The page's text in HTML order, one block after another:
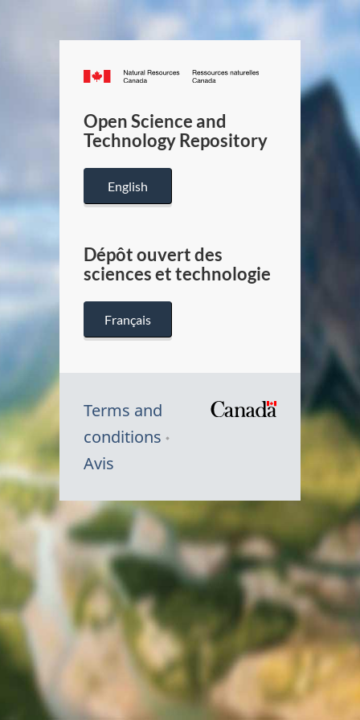
Canada.ca
/
Canada
Open Science and
Technology Repository
English
Dépôt ouvert des
sciences et technologie
Français
Terms and
conditions
Avis
Canada